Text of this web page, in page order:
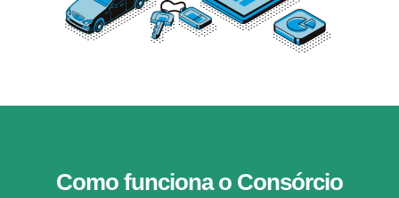
Como funciona o Consórcio